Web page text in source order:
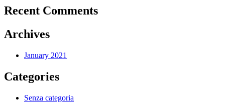
Recent Comments
Archives
January 2021
Categories
Senza categoria